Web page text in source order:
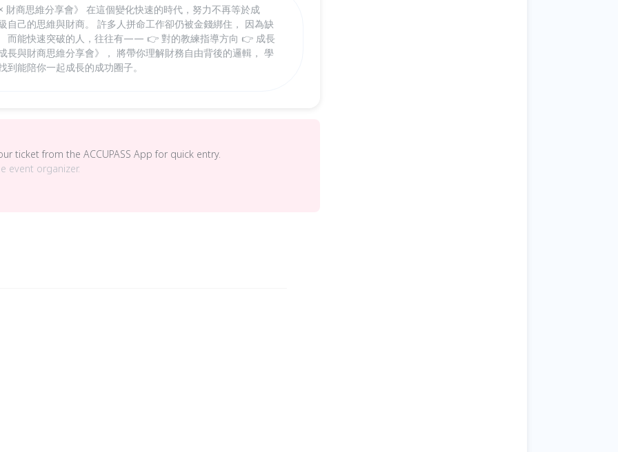
財商思維分享會》 在這個變化快速的時代，努力不再等於成
自己的思維與財商。 許多人拼命工作卻仍被金錢綁住， 因為缺
而能快速突破的人，往往有—— 👉 對的教練指導方向 👉 成長
長與財商思維分享會》， 將帶你理解財務自由背後的邏輯， 學
能陪你一起成長的成功圈子。
ticket from the ACCUPASS App for quick entry.
event organizer.